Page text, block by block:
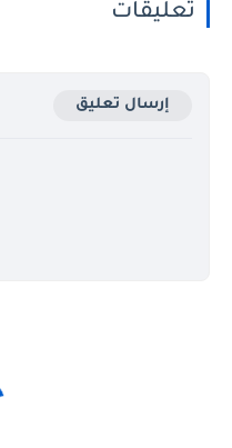
تعليقات
إرسال تعليق